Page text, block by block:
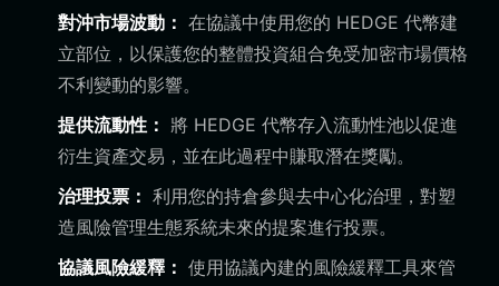
對沖市場波動： 在協議中使用您的 HEDGE 代幣建
立部位，以保護您的整體投資組合免受加密市場價格
不利變動的影響。
提供流動性： 將 HEDGE 代幣存入流動性池以促進
衍生資產交易，並在此過程中賺取潛在獎勵。
治理投票： 利用您的持倉參與去中心化治理，對塑
造風險管理生態系統未來的提案進行投票。
協議風險緩釋： 使用協議內建的風險緩釋工具來管